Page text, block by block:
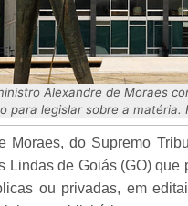
Alexandre de Moraes
para legislar sobre a matéria.
Moraes, do Supremo
Lindas de Goiás (GO)
ou privadas, em